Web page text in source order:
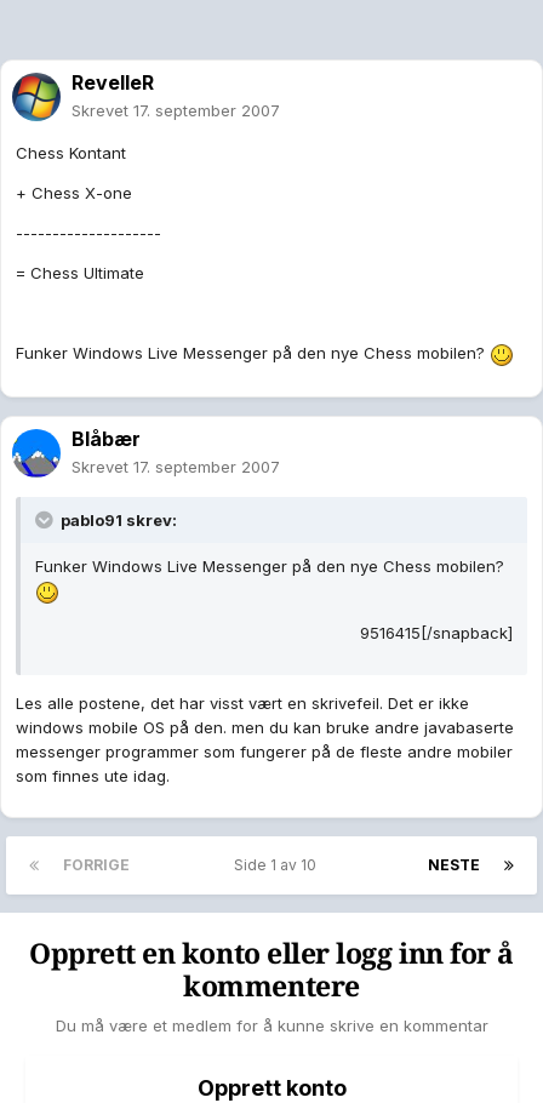
RevelleR
Skrevet 17. september 2007
Chess Kontant
+ Chess X-one
--------------------
= Chess Ultimate
Funker Windows Live Messenger på den nye Chess mobilen?
Blåbær
Skrevet 17. september 2007
pablo91 skrev:
Funker Windows Live Messenger på den nye Chess mobilen?
9516415[/snapback]
Les alle postene, det har visst vært en skrivefeil. Det er ikke
windows mobile OS på den. men du kan bruke andre javabaserte
messenger programmer som fungerer på de fleste andre mobiler
som finnes ute idag.
FORRIGE NESTE
Side 1 av 10
Opprett en konto eller logg inn for å
kommentere
Du må være et medlem for å kunne skrive en kommentar
Opprett konto